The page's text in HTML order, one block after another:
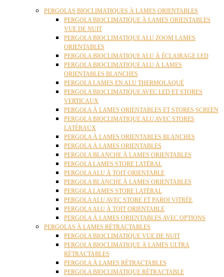
PERGOLAS BIOCLIMATIQUES À LAMES ORIENTABLES
PERGOLA BIOCLIMATIQUE À LAMES ORIENTABLES
VUE DE NUIT
PERGOLA BIOCLIMATIQUE ALU ZOOM LAMES
ORIENTABLES
PERGOLA BIOCLIMATIQUE ALU À ÉCLAIRAGE LED
PERGOLA BIOCLIMATIQUE ALU À LAMES
ORIENTABLES BLANCHES
PERGOLA LAMES EN ALU THERMOLAQUÉ
PERGOLA BIOCLIMATIQUE AVEC LED ET STORES
VERTICAUX
PERGOLA À LAMES ORIENTABLES ET STORES SCREEN
PERGOLA BIOCLIMATIQUE ALU AVEC STORES
LATÉRAUX
PERGOLA À LAMES ORIENTABLES BLANCHES
PERGOLA À LAMES ORIENTABLES
PERGOLA BLANCHE À LAMES ORIENTABLES
PERGOLA LAMES STORE LATÉRAL
PERGOLA ALU À TOIT ORIENTABLE
PERGOLA BLANCHE À LAMES ORIENTABLES
PERGOLA LAMES STORE LATÉRAL
PERGOLA ALU AVEC STORE ET PAROI VITRÉE
PERGOLA ALU À TOIT ORIENTABLE
PERGOLA À LAMES ORIENTABLES AVEC OPTIONS
PERGOLAS À LAMES RÉTRACTABLES
PERGOLA BIOCLIMATIQUE VUE DE NUIT
PERGOLA BIOCLIMATIQUE À LAMES ULTRA
RÉTRACTABLES
PERGOLA À LAMES RÉTRACTABLES
PERGOLA BIOCLIMATIQUE RÉTRACTABLE